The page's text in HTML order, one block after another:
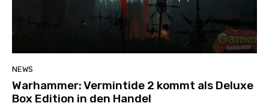
NEWS
Warhammer: Vermintide 2 kommt als Deluxe
Box Edition in den Handel